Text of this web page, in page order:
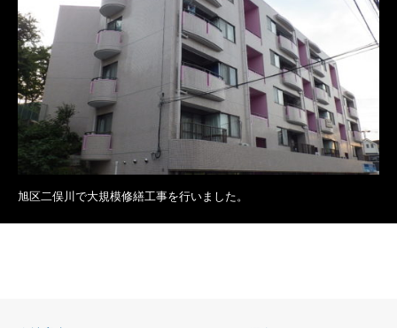
旭区二俣川で大規模修繕工事を行いました。